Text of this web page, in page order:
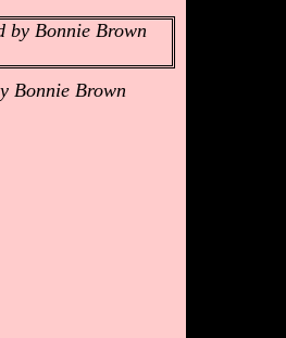
Bonnie Brown